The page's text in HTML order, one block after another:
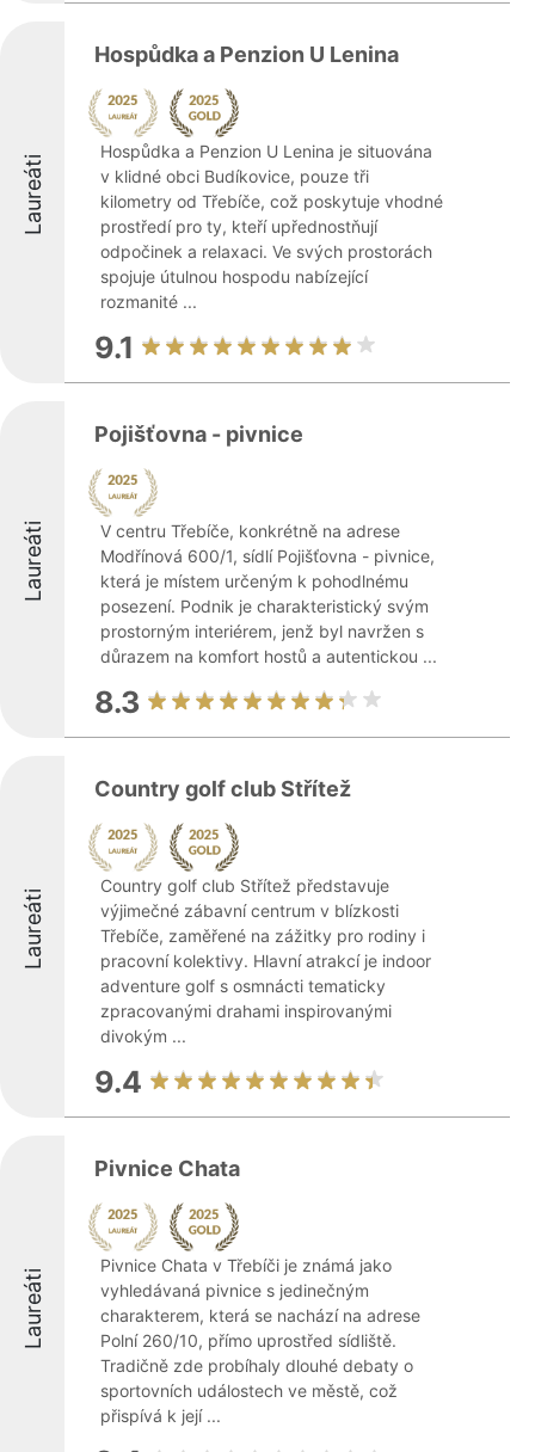
Laureáti
Hospůdka a Penzion U Lenina
Hospůdka a Penzion U Lenina je situována
v klidné obci Budíkovice, pouze tři
kilometry od Třebíče, což poskytuje vhodné
prostředí pro ty, kteří upřednostňují
odpočinek a relaxaci. Ve svých prostorách
spojuje útulnou hospodu nabízející
rozmanité ...
9.1
Laureáti
Pojišťovna - pivnice
V centru Třebíče, konkrétně na adrese
Modřínová 600/1, sídlí Pojišťovna - pivnice,
která je místem určeným k pohodlnému
posezení. Podnik je charakteristický svým
prostorným interiérem, jenž byl navržen s
důrazem na komfort hostů a autentickou ...
8.3
Laureáti
Country golf club Střítež
Country golf club Střítež představuje
výjimečné zábavní centrum v blízkosti
Třebíče, zaměřené na zážitky pro rodiny i
pracovní kolektivy. Hlavní atrakcí je indoor
adventure golf s osmnácti tematicky
zpracovanými drahami inspirovanými
divokým ...
9.4
Laureáti
Pivnice Chata
Pivnice Chata v Třebíči je známá jako
vyhledávaná pivnice s jedinečným
charakterem, která se nachází na adrese
Polní 260/10, přímo uprostřed sídliště.
Tradičně zde probíhaly dlouhé debaty o
sportovních událostech ve městě, což
přispívá k její ...